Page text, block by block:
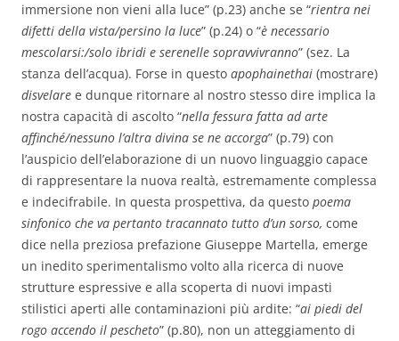
immersione non vieni alla luce” (p.23) anche se “rientra nei
difetti della vista/persino la luce” (p.24) o “è necessario
mescolarsi:/solo ibridi e serenelle sopravvivranno” (sez. La
stanza dell’acqua). Forse in questo apophainethai (mostrare)
disvelare e dunque ritornare al nostro stesso dire implica la
nostra capacità di ascolto “nella fessura fatta ad arte
affinché/nessuno l’altra divina se ne accorga” (p.79) con
l’auspicio dell’elaborazione di un nuovo linguaggio capace
di rappresentare la nuova realtà, estremamente complessa
e indecifrabile. In questa prospettiva, da questo poema
sinfonico che va pertanto tracannato tutto d’un sorso, come
dice nella preziosa prefazione Giuseppe Martella, emerge
un inedito sperimentalismo volto alla ricerca di nuove
strutture espressive e alla scoperta di nuovi impasti
stilistici aperti alle contaminazioni più ardite: “ai piedi del
rogo accendo il pescheto” (p.80), non un atteggiamento di